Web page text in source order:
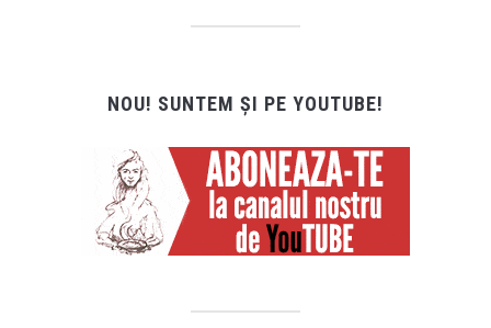
NOU! SUNTEM ȘI PE YOUTUBE!